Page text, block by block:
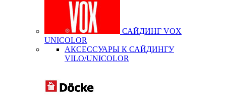
САЙДИНГ VOX
UNICOLOR
АКСЕССУАРЫ К САЙДИНГУ
VILO/UNICOLOR